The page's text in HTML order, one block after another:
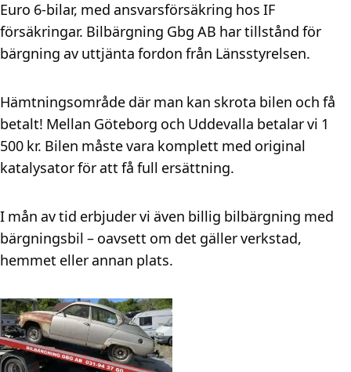
Euro 6-bilar, med ansvarsförsäkring hos IF
försäkringar. Bilbärgning Gbg AB har tillstånd för
bärgning av uttjänta fordon från Länsstyrelsen.
Hämtningsområde där man kan skrota bilen och få
betalt! Mellan Göteborg och Uddevalla betalar vi 1
500 kr. Bilen måste vara komplett med original
katalysator för att få full ersättning.
I mån av tid erbjuder vi även billig bilbärgning med
bärgningsbil – oavsett om det gäller verkstad,
hemmet eller annan plats.